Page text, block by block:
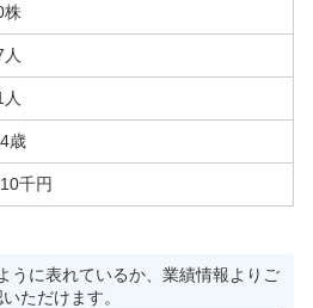
株
歳
千円
うに表れているか、業績情報よりご
ただけます。